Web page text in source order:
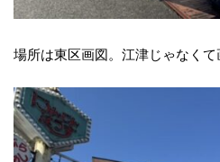
場所は東区画図。江津じゃなくて